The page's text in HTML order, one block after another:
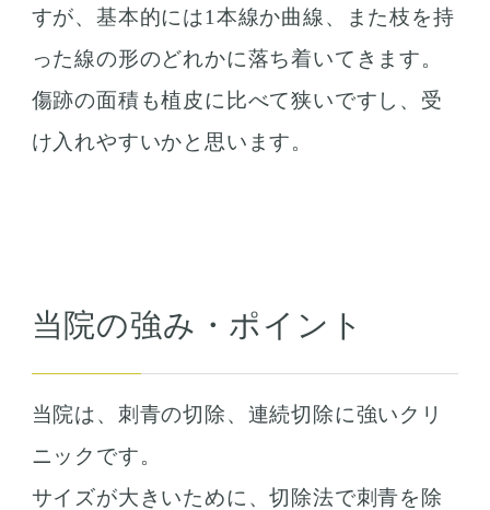
すが、基本的には1本線か曲線、また枝を持
った線の形のどれかに落ち着いてきます。
傷跡の面積も植皮に比べて狭いですし、受
け入れやすいかと思います。
当院の強み・ポイント
当院は、刺青の切除、連続切除に強いクリ
ニックです。
サイズが大きいために、切除法で刺青を除